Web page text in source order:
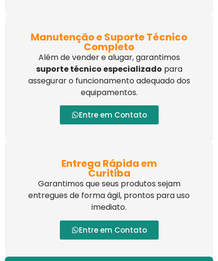
Manutenção e Suporte Técnico
Completo
Além de vender e alugar, garantimos
suporte técnico especializado para
assegurar o funcionamento adequado dos
equipamentos.
Entre em Contato
Entrega Rápida em
Curitiba
Garantimos que seus produtos sejam
entregues de forma ágil, prontos para uso
imediato.
Entre em Contato